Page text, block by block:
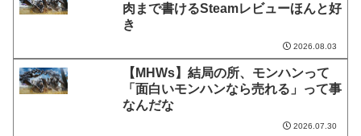
肉まで書けるSteamレビューほんと好
き
2026.08.03
【MHWs】結局の所、モンハンって
「面白いモンハンなら売れる」って事
なんだな
2026.07.30